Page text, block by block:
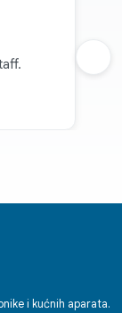
i kućnih aparata.